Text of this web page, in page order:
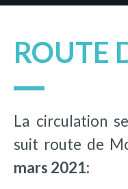
ROUTE
La circulation
suit route de
mars 2021: